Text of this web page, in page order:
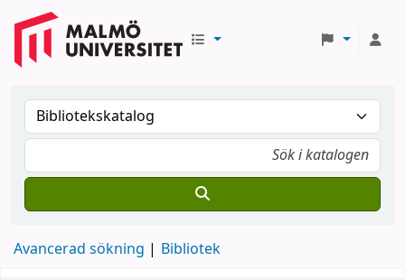
Avancerad sökning Bibliotek